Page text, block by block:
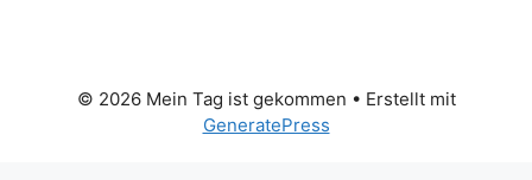
© 2026 Mein Tag ist gekommen • Erstellt mit
GeneratePress